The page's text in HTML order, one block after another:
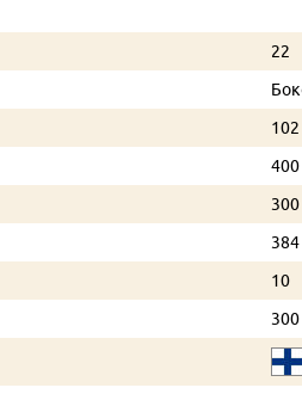
22
102
400
300
384
10